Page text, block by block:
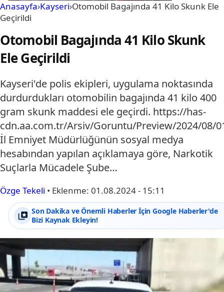
Anasayfa›Kayseri›Otomobil Bagajında 41 Kilo Skunk Ele
Geçirildi
Otomobil Bagajında 41 Kilo Skunk
Ele Geçirildi
Kayseri'de polis ekipleri, uygulama noktasında
durdurdukları otomobilin bagajında 41 kilo 400
gram skunk maddesi ele geçirdi. https://has-
cdn.aa.com.tr/Arsiv/Goruntu/Preview/2024/08/
İl Emniyet Müdürlüğünün sosyal medya
hesabından yapılan açıklamaya göre, Narkotik
Suçlarla Mücadele Şube…
Özge Tekeli • Eklenme: 01.08.2024 - 15:11
Son Dakika ve Önemli Haberler İçin Google Haberler'de
Bizi Kaynak Ekleyin!